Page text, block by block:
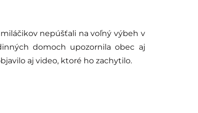
nepúšťali na voľný výbeh v
domoch upozornila obec aj
aj video, ktoré ho zachytilo.